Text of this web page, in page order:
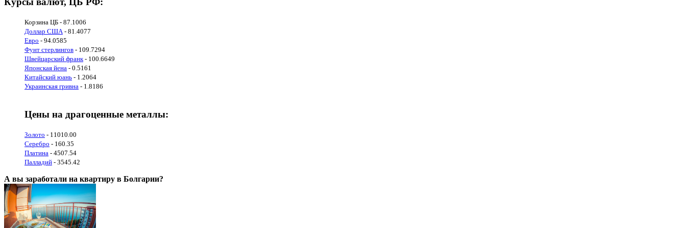
Корзина ЦБ - 87.1006
Доллар США - 81.4077
Евро - 94.0585
Фунт стерлингов - 109.7294
Швейцарский франк - 100.6649
Японская йена - 0.5161
Китайский юань - 1.2064
Украинская гривна - 1.8186
Цены на драгоценные металлы:
Золото - 11010.00
Серебро - 160.35
Платина - 4507.54
Палладий - 3545.42
А вы заработали на квартиру в Болгарии?